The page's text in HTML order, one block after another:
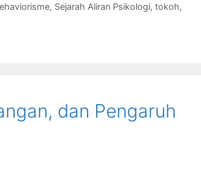
, Sejarah Aliran Psikologi, tokoh,
dan Pengaruh